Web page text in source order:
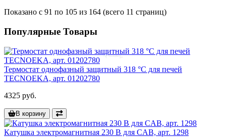
Показано с 91 по 105 из 164 (всего 11 страниц)
Популярные Товары
Термостат однофазный защитный 318 °C для печей
TECNOEKA, арт. 01202780
4325 руб.
В корзину
Катушка электромагнитная 230 В для CAB, арт. 1298